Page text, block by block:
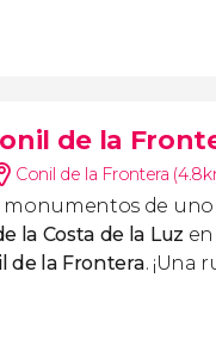
de la
Conil de la Frontera
monumentos de uno
la Costa de la Luz en
de la Frontera. ¡Una